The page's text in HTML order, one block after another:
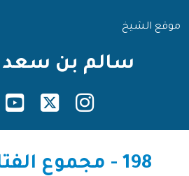
موقع الشيخ
سالم بن سعد
198 - مجموع الفتاوى 2/ 109